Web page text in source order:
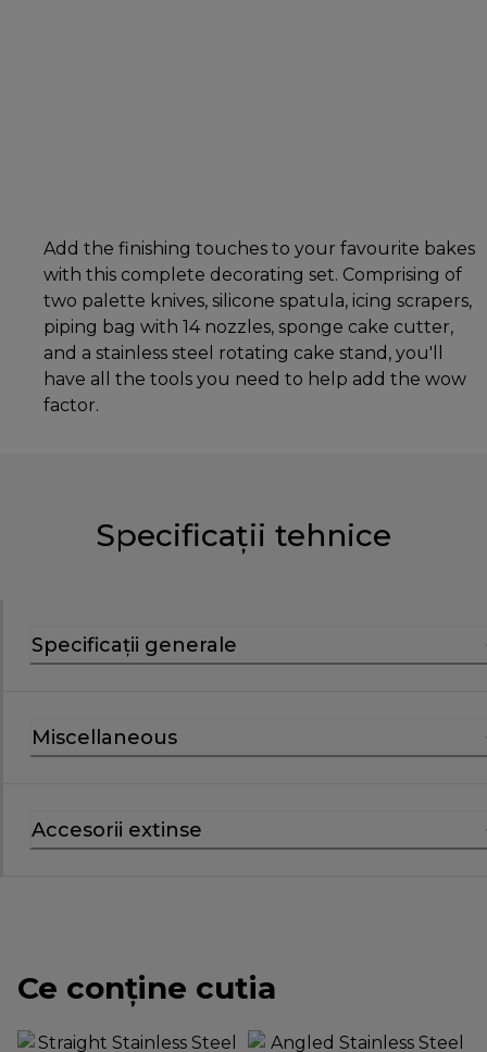
Add the finishing touches to your favourite bakes
with this complete decorating set. Comprising of
two palette knives, silicone spatula, icing scrapers,
piping bag with 14 nozzles, sponge cake cutter,
and a stainless steel rotating cake stand, you'll
have all the tools you need to help add the wow
factor.
Specificații tehnice
Specificaţii generale
Miscellaneous
Accesorii extinse
Ce conține cutia